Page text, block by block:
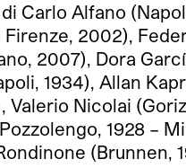
Carlo Alfano
Firenze, 2002),
2007), Dora
1934), Allan
Valerio Nicolai
1928 –